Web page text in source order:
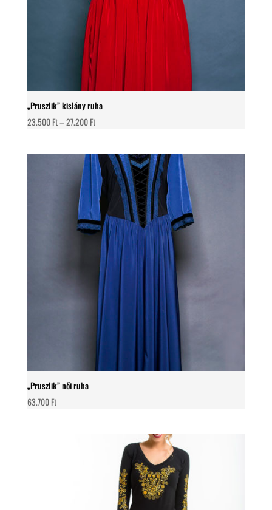
„Pruszlik” kislány ruha
23.500Ft–27.200FtÁrtartomány:
27.200 Ft
„Pruszlik” női ruha
63.700Ft